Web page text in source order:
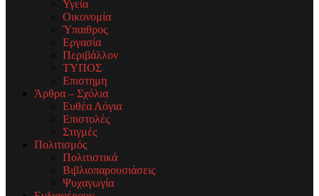
Υγεία
Οικονομία
Ύπαιθρος
Εργασία
Περιβάλλον
ΤΥΠΟΣ
Επιστημη
Άρθρα – Σχόλια
Ευθέα Λόγια
Επιστολές
Στιγμές
Πολιτισμός
Πολιτιστικά
Βιβλιοπαρουσιάσεις
Ψυχαγωγία